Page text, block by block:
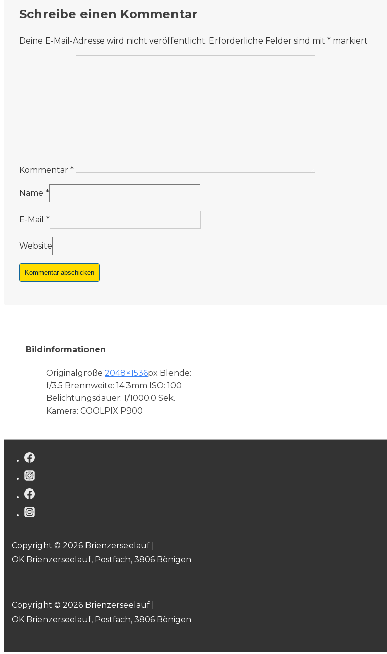
Schreibe einen Kommentar
Deine E-Mail-Adresse wird nicht veröffentlicht. Erforderliche Felder sind mit * markiert
Kommentar *
Name *
E-Mail *
Website
Bildinformationen
Originalgröße 2048×1536px Blende:
f/3.5 Brennweite: 14.3mm ISO: 100
Belichtungsdauer: 1/1000.0 Sek.
Kamera: COOLPIX P900
Copyright © 2026 Brienzerseelauf |
OK Brienzerseelauf, Postfach, 3806 Bönigen
Copyright © 2026 Brienzerseelauf |
OK Brienzerseelauf, Postfach, 3806 Bönigen